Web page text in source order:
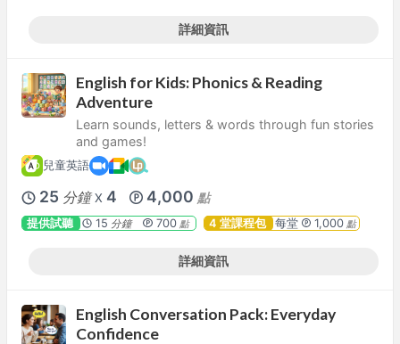
詳細資訊
English for Kids: Phonics & Reading
Adventure
Learn sounds, letters & words through fun stories
and games!
兒童英語
25 分鐘 X 4 4,000 點
提供試聽 15 分鐘 700點 4 堂課程包 每堂 1,000點
詳細資訊
English Conversation Pack: Everyday
Confidence